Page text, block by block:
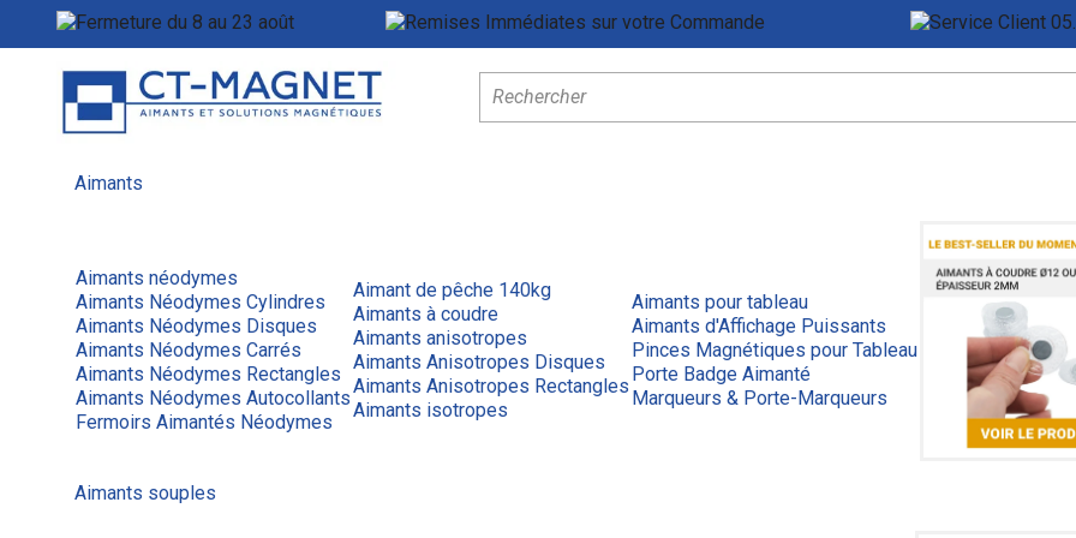
Fermeture du 8 au 23 août Remises Immédiates sur votre Commande
Aimants
Aimants néodymes
Aimants Néodymes Cylindres
Aimants Néodymes Disques
Aimants Néodymes Carrés
Aimants Néodymes Rectangles
Aimants Néodymes Autocollants
Fermoirs Aimantés Néodymes
Aimant de pêche 140kg
Aimants à coudre
Aimants anisotropes
Aimants Anisotropes Disques
Aimants Anisotropes Rectangles
Aimants isotropes
Aimants pour tableau
Aimants d'Affichage Puissants
Pinces Magnétiques pour Tableau
Porte Badge Aimanté
Marqueurs & Porte-Marqueurs
Aimants souples